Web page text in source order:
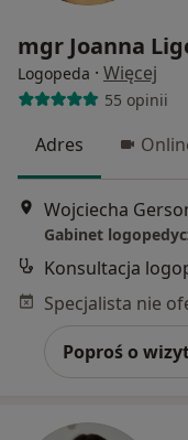
mgr Joanna
Logopeda · Więcej
55 opinii
Adres
Wojciecha
Gabinet
Konsultacja
Poproś o